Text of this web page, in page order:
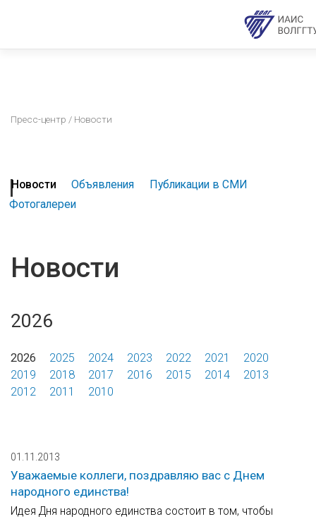
Пресс-центр / Новости
Новости Объявления
Публикации в СМИ
Фотогалереи
Новости
2026
2026 2025 2024 2023 2022 2021
2020
2019
2018 2017 2016 2015 2014
2013
2012
2011 2010
01.11.2013
Уважаемые коллеги, поздравляю вас с Днем
народного единства!
Идея Дня народного единства состоит в том, чтобы